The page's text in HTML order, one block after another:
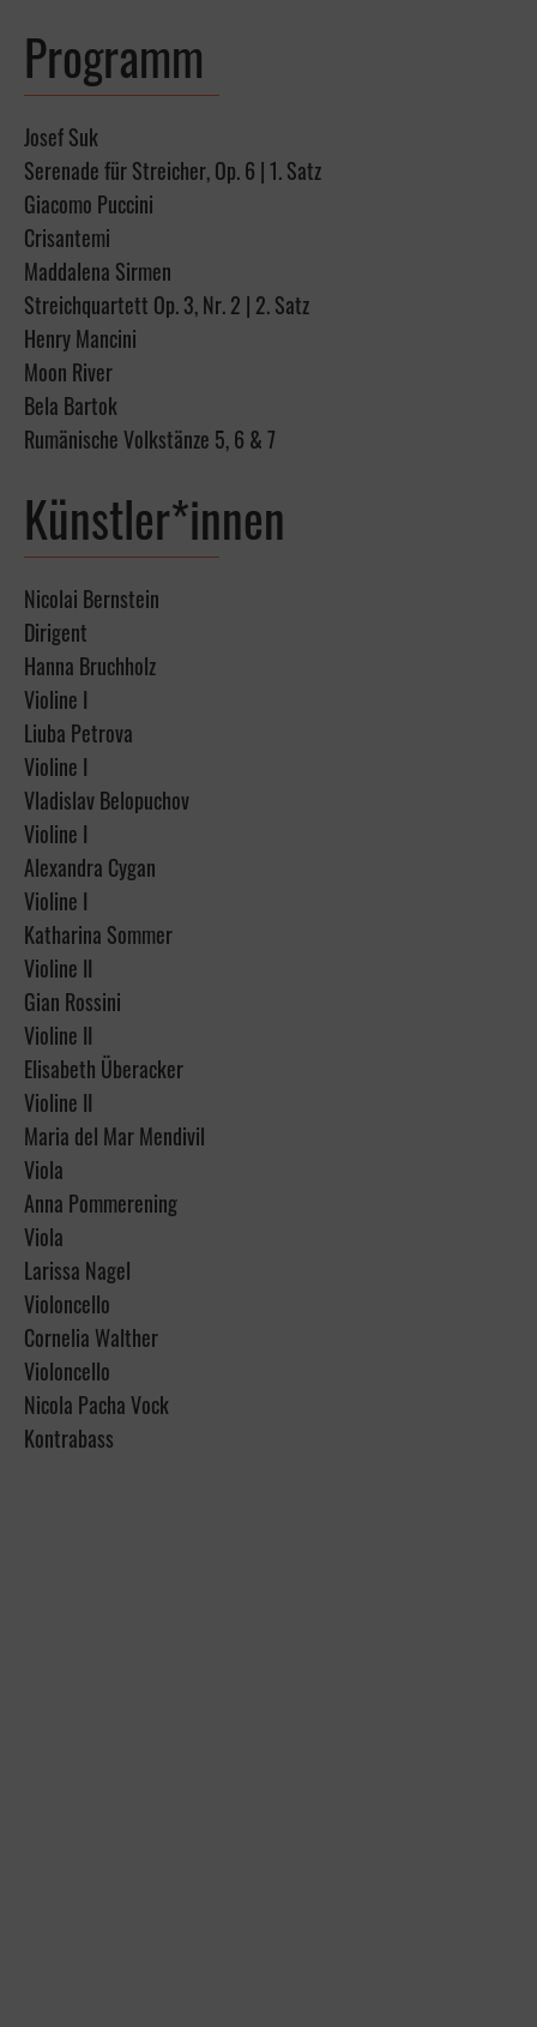
Programm
Josef Suk
Serenade für Streicher, Op. 6 | 1. Satz
Giacomo Puccini
Crisantemi
Maddalena Sirmen
Streichquartett Op. 3, Nr. 2 | 2. Satz
Henry Mancini
Moon River
Bela Bartok
Rumänische Volkstänze 5, 6 & 7
Künstler*innen
Nicolai Bernstein
Dirigent
Hanna Bruchholz
Violine I
Liuba Petrova
Violine I
Vladislav Belopuchov
Violine I
Alexandra Cygan
Violine I
Katharina Sommer
Violine II
Gian Rossini
Violine II
Elisabeth Überacker
Violine II
Maria del Mar Mendivil
Viola
Anna Pommerening
Viola
Larissa Nagel
Violoncello
Cornelia Walther
Violoncello
Nicola Pacha Vock
Kontrabass